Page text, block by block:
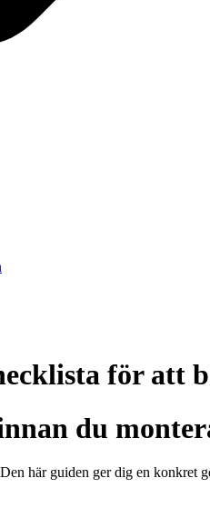
för att
du
här guiden ger dig en konkret